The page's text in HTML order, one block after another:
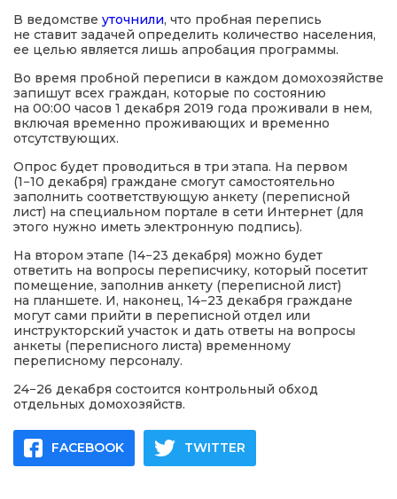
місія
В ведомстве уточнили, что пробная перепись
не ставит задачей определить количество населения,
ее целью является лишь апробация программы.
Во время пробной переписи в каждом домохозяйстве
запишут всех граждан, которые по состоянию
на 00:00 часов 1 декабря 2019 года проживали в нем,
включая временно проживающих и временно
отсутствующих.
Опрос будет проводиться в три этапа. На первом
(1−10 декабря) граждане смогут самостоятельно
заполнить соответствующую анкету (переписной
лист) на специальном портале в сети Интернет (для
этого нужно иметь электронную подпись).
На втором этапе (14−23 декабря) можно будет
ответить на вопросы переписчику, который посетит
помещение, заполнив анкету (переписной лист)
на планшете. И, наконец, 14−23 декабря граждане
могут сами прийти в переписной отдел или
инструкторский участок и дать ответы на вопросы
анкеты (переписного листа) временному
переписному персоналу.
24−26 декабря состоится контрольный обход
отдельных домохозяйств.
FACEBOOK TWITTER